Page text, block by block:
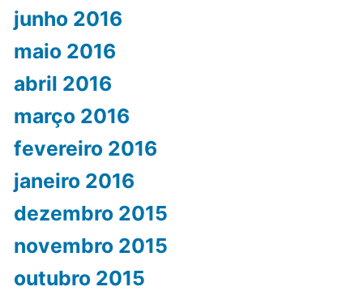
junho 2016
maio 2016
abril 2016
março 2016
fevereiro 2016
janeiro 2016
dezembro 2015
novembro 2015
outubro 2015